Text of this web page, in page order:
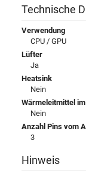
Technische
Verwendung
CPU / GPU
Lüfter
Ja
Heatsink
Nein
Wärmeleitmittel
Nein
Anzahl Pins vom
3
Hinweis